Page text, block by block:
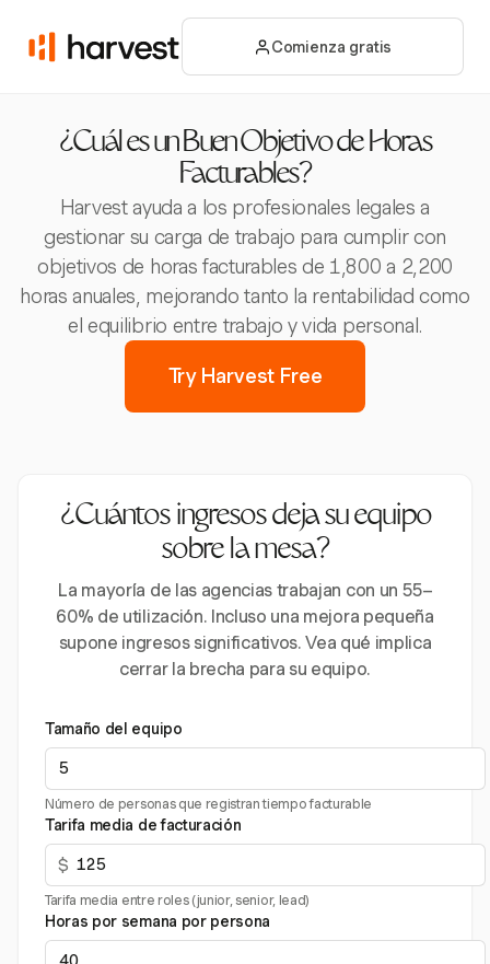
Comienza gratis
¿Cuál es un Buen Objetivo de Horas
Facturables?
Harvest ayuda a los profesionales legales a
gestionar su carga de trabajo para cumplir con
objetivos de horas facturables de 1,800 a 2,200
horas anuales, mejorando tanto la rentabilidad como
el equilibrio entre trabajo y vida personal.
Try Harvest Free
¿Cuántos ingresos deja su equipo
sobre la mesa?
La mayoría de las agencias trabajan con un 55–
60% de utilización. Incluso una mejora pequeña
supone ingresos significativos. Vea qué implica
cerrar la brecha para su equipo.
Tamaño del equipo
Número de personas que registran tiempo facturable
Tarifa media de facturación
$
Tarifa media entre roles (junior, senior, lead)
Horas por semana por persona